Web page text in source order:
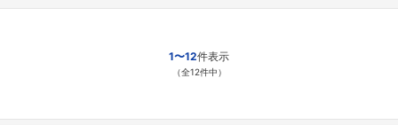
1〜12件表示
（全12件中）